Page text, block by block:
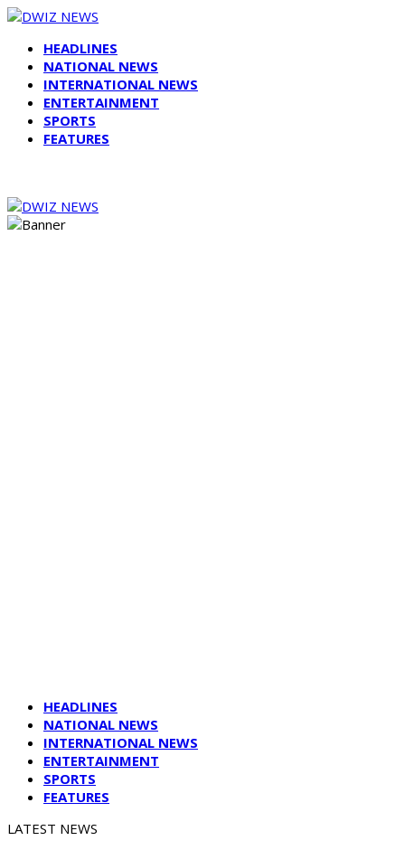
HEADLINES
NATIONAL NEWS
INTERNATIONAL NEWS
ENTERTAINMENT
SPORTS
FEATURES
HEADLINES
NATIONAL NEWS
INTERNATIONAL NEWS
ENTERTAINMENT
SPORTS
FEATURES
LATEST NEWS